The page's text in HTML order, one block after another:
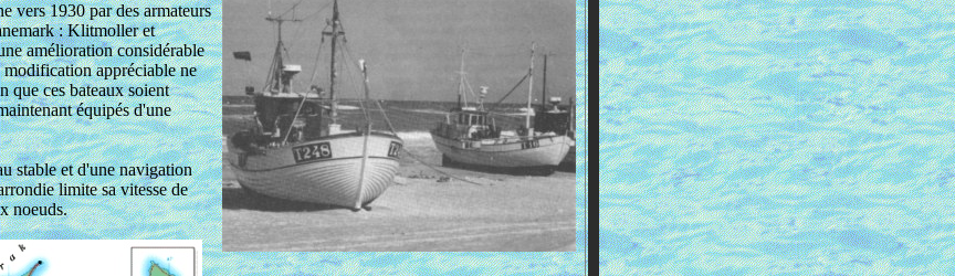
vers 1930 par des armateurs
: Klitmoller et
amélioration considérable
appréciable ne
que ces bateaux soient
équipés d'une
stable et d'une navigation
limite sa vitesse de
noeuds.